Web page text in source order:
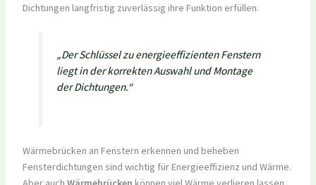
Dichtungen langfristig zuverlässig ihre Funktion erfüllen.
„Der Schlüssel zu energieeffizienten Fenstern
liegt in der korrekten Auswahl und Montage
der Dichtungen.“
Wärmebrücken an Fenstern erkennen und beheben
Fensterdichtungen sind wichtig für Energieeffizienz und Wärme.